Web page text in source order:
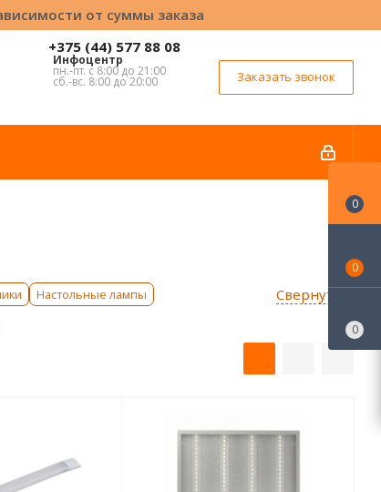
от суммы заказа
+375 (44) 577 88 08
Инфоцентр
пн.-пт. с 8:00 до 21:00
сб.-вс. 8:00 до 20:00 Заказать звонок
Свернуть ↑
Настольные лампы
0
0
0